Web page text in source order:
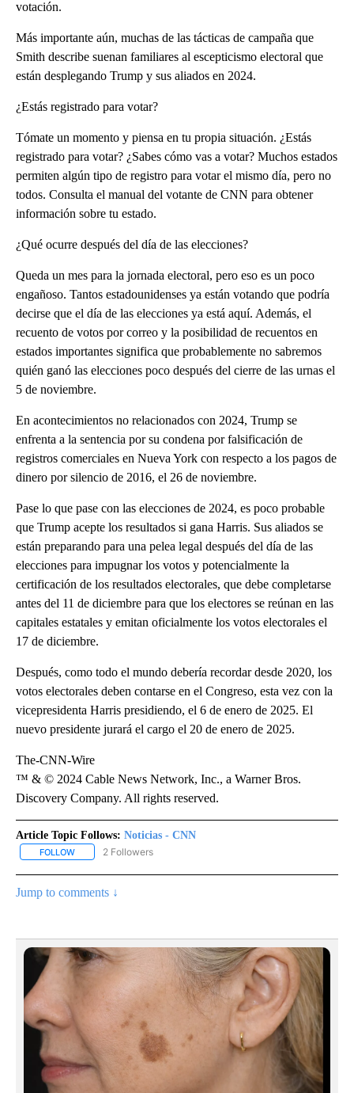
votación.
Más importante aún, muchas de las tácticas de campaña que
Smith describe suenan familiares al escepticismo electoral que
están desplegando Trump y sus aliados en 2024.
¿Estás registrado para votar?
Tómate un momento y piensa en tu propia situación. ¿Estás
registrado para votar? ¿Sabes cómo vas a votar? Muchos estados
permiten algún tipo de registro para votar el mismo día, pero no
todos. Consulta el manual del votante de CNN para obtener
información sobre tu estado.
¿Qué ocurre después del día de las elecciones?
Queda un mes para la jornada electoral, pero eso es un poco
engañoso. Tantos estadounidenses ya están votando que podría
decirse que el día de las elecciones ya está aquí. Además, el
recuento de votos por correo y la posibilidad de recuentos en
estados importantes significa que probablemente no sabremos
quién ganó las elecciones poco después del cierre de las urnas el
5 de noviembre.
En acontecimientos no relacionados con 2024, Trump se
enfrenta a la sentencia por su condena por falsificación de
registros comerciales en Nueva York con respecto a los pagos de
dinero por silencio de 2016, el 26 de noviembre.
Pase lo que pase con las elecciones de 2024, es poco probable
que Trump acepte los resultados si gana Harris. Sus aliados se
están preparando para una pelea legal después del día de las
elecciones para impugnar los votos y potencialmente la
certificación de los resultados electorales, que debe completarse
antes del 11 de diciembre para que los electores se reúnan en las
capitales estatales y emitan oficialmente los votos electorales el
17 de diciembre.
Después, como todo el mundo debería recordar desde 2020, los
votos electorales deben contarse en el Congreso, esta vez con la
vicepresidenta Harris presidiendo, el 6 de enero de 2025. El
nuevo presidente jurará el cargo el 20 de enero de 2025.
The-CNN-Wire
™ & © 2024 Cable News Network, Inc., a Warner Bros.
Discovery Company. All rights reserved.
Article Topic Follows: Noticias - CNN
FOLLOW FOLLOW "NOTICIAS - CNN" TO RECEIVE NOTIFICATIONS ABOUT
2 Followers
Jump to comments ↓